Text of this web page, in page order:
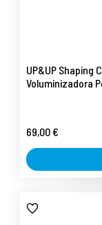
UP&UP Shaping
Voluminizadora
69,00 €